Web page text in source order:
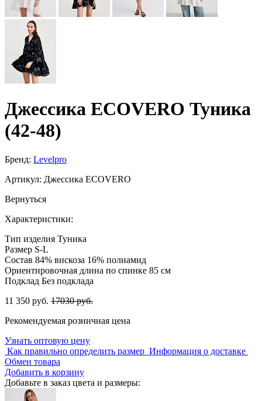
Джессика ECOVERO Туника
(42-48)
Бренд: Levelpro
Артикул: Джессика ECOVERO
Вернуться
Характеристики:
Тип изделия Туника
Размер S-L
Состав 84% вискоза 16% полиамид
Ориентировочная длина по спинке 85 см
Подклад Без подклада
11 350 руб. 17030 руб.
Рекомендуемая розничная цена
Узнать оптовую цену
Как правильно определить размер Информация о доставке
Обмен товара
Добавить в корзину
Добавьте в заказ цвета и размеры: